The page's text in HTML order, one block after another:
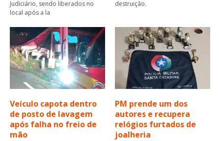
Judiciário, sendo liberados no
local após a la
destruição.
Veículo capota dentro
de posto de lavagem
após falha no freio de
mão
PM prende um dos
autores e recupera
relógios furtados de
joalheria